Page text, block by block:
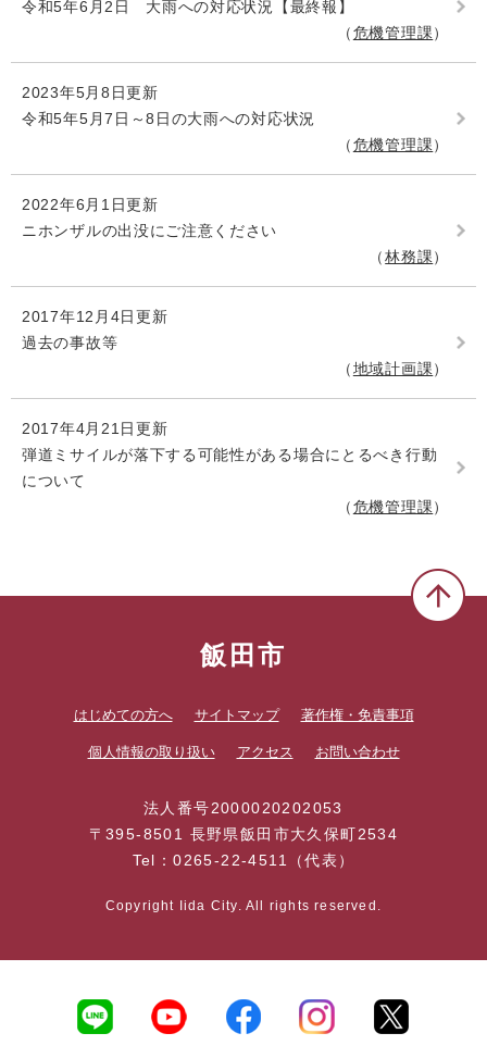
令和5年6月2日 大雨への対応状況【最終報】
危機管理課
2023年5月8日更新
令和5年5月7日～8日の大雨への対応状況
危機管理課
2022年6月1日更新
ニホンザルの出没にご注意ください
林務課
2017年12月4日更新
過去の事故等
地域計画課
2017年4月21日更新
弾道ミサイルが落下する可能性がある場合にとるべき行動
について
危機管理課
飯田市
はじめての方へ サイトマップ 著作権・免責事項
個人情報の取り扱い アクセス お問い合わせ
法人番号2000020202053
〒395-8501 長野県飯田市大久保町2534
Tel：0265-22-4511（代表）
Copyright Iida City. All rights reserved.